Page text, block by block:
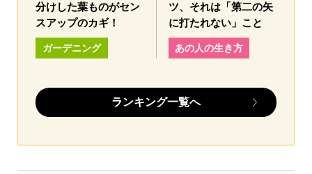
分けした葉ものがセン
スアップのカギ！
ガーデニング
ツ、それは「第二の矢
に打たれない」こと
あの人の生き方
ランキング一覧へ